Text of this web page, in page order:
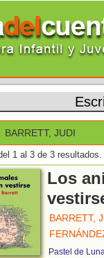
BARRETT, JUDI
1 al 3 de 3 resultados.
Los
BARRETT,
Pastel de